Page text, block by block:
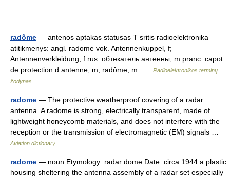
radôme — antenos aptakas statusas T sritis radioelektronika
atitikmenys: angl. radome vok. Antennenkuppel, f;
Antennenverkleidung, f rus. обтекатель антенны, m pranc. capot
de protection d antenne, m; radôme, m …
Radioelektronikos terminų
žodynas
radome — The protective weatherproof covering of a radar
antenna. A radome is strong, electrically transparent, made of
lightweight honeycomb materials, and does not interfere with the
reception or the transmission of electromagnetic (EM) signals …
Aviation dictionary
radome — noun Etymology: radar dome Date: circa 1944 a plastic
housing sheltering the antenna assembly of a radar set especially